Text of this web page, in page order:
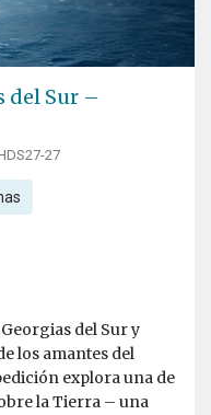
del Sur –
27
del Sur y
los amantes del
explora una de
la Tierra – una